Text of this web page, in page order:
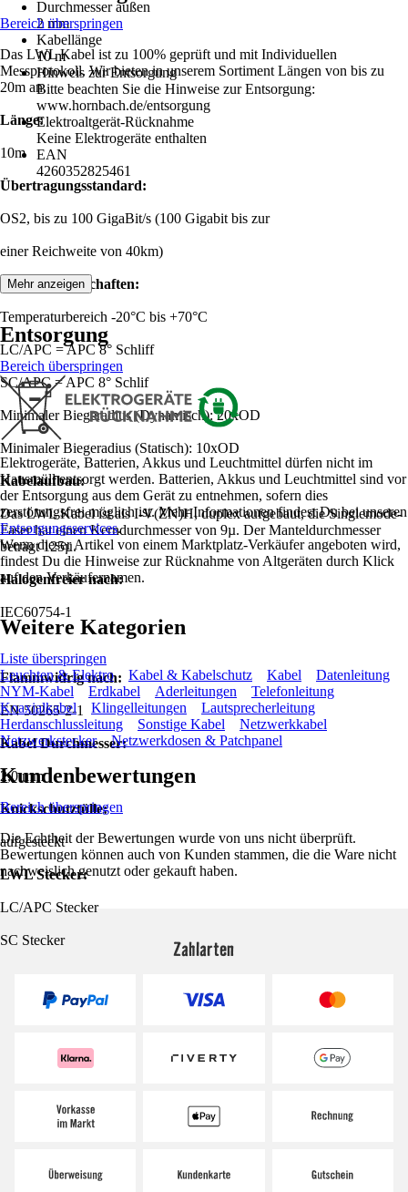
Durchmesser außen
2 mm
Kabellänge
10 m
Hinweis zur Entsorgung
Bitte beachten Sie die Hinweise zur Entsorgung:
www.hornbach.de/entsorgung
Elektroaltgerät-Rücknahme
Keine Elektrogeräte enthalten
EAN
4260352825461
Bereich überspringen
Das LWL Kabel ist zu 100% geprüft und mit Individuellen
Messprotokoll. Wir bieten in unserem Sortiment Längen von bis zu
20m an.
Länge:
10m
Übertragungsstandard:
OS2, bis zu 100 GigaBit/s (100 Gigabit bis zur
einer Reichweite von 40km)
Produkteigenschaften:
Temperaturbereich -20°C bis +70°C
LC/APC = APC 8° Schliff
SC/APC = APC 8° Schlif
Minimaler Biegeradius (Dynamisch): 20xOD
Minimaler Biegeradius (Statisch): 10xOD
Kabelaufbau:
Das LWL Kabel ist als I-V(ZN)H, duplex aufgebaut, die Singlemode-
Faser hat einen Kerndurchmesser von 9µ. Der Manteldurchmesser
beträgt 125µ.
Halogenfreier nach:
IEC60754-1
Flammwidrig nach:
EN 50265-2-1
Kabel Durchmesser:
2,0 mm
Knickschutztülle:
aufgesteckt
LWL Stecker:
LC/APC Stecker
SC Stecker
Mehr anzeigen
Entsorgung
Bereich überspringen
Elektrogeräte, Batterien, Akkus und Leuchtmittel dürfen nicht im
Hausmüll entsorgt werden. Batterien, Akkus und Leuchtmittel sind vor
der Entsorgung aus dem Gerät zu entnehmen, sofern dies
zerstörungsfrei möglich ist. Mehr Informationen findest Du bei unseren
Entsorgungsservices.
Wenn dieser Artikel von einem Marktplatz-Verkäufer angeboten wird,
findest Du die Hinweise zur Rücknahme von Altgeräten durch Klick
auf den Verkäufernamen.
Weitere Kategorien
Liste überspringen
Leuchten & Elektro
Kabel & Kabelschutz Kabel
Datenleitung
NYM-Kabel
Erdkabel Aderleitungen
Telefonleitung
Koaxialkabel
Klingelleitungen
Lautsprecherleitung
Herdanschlussleitung
Sonstige Kabel
Netzwerkkabel
Netzwerkstecker
Netzwerkdosen & Patchpanel
Kundenbewertungen
Bereich überspringen
Die Echtheit der Bewertungen wurde von uns nicht überprüft.
Bewertungen können auch von Kunden stammen, die die Ware nicht
nachweislich genutzt oder gekauft haben.
Zahlarten